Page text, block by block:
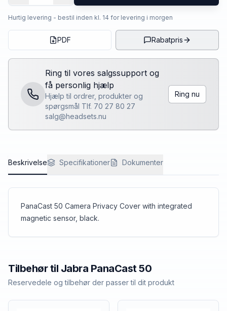
Hurtig levering - bestil inden kl. 14 for levering i morgen
PDF Rabatpris
Ring til vores salgssupport og
få personlig hjælp
Hjælp til ordrer, produkter og
spørgsmål Tlf. 70 27 80 27
salg@headsets.nu
Ring nu
Beskrivelse Specifikationer Dokumenter
PanaCast 50 Camera Privacy Cover with integrated
magnetic sensor, black.
Tilbehør til Jabra PanaCast 50
Reservedele og tilbehør der passer til dit produkt